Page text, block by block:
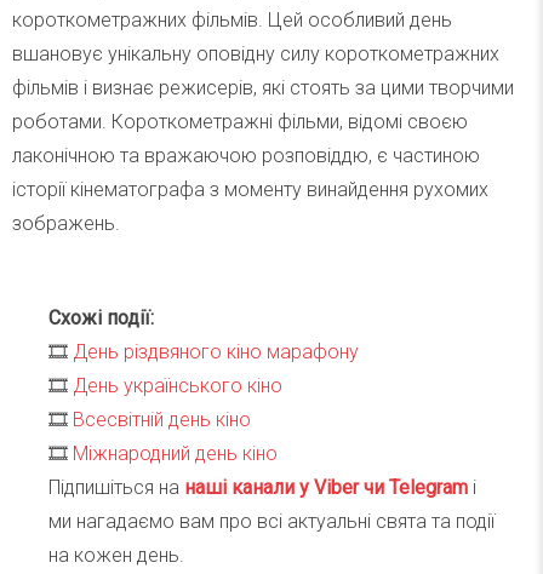
короткометражних фільмів. Цей особливий день
вшановує унікальну оповідну силу короткометражних
фільмів і визнає режисерів, які стоять за цими творчими
роботами. Короткометражні фільми, відомі своєю
лаконічною та вражаючою розповіддю, є частиною
історії кінематографа з моменту винайдення рухомих
зображень.
Схожі події:
🎞 День різдвяного кіно марафону
🎞 День українського кіно
🎞 Всесвітній день кіно
🎞 Міжнародний день кіно
Підпишіться на наші канали у Viber чи Telegram і
ми нагадаємо вам про всі актуальні свята та події
на кожен день.